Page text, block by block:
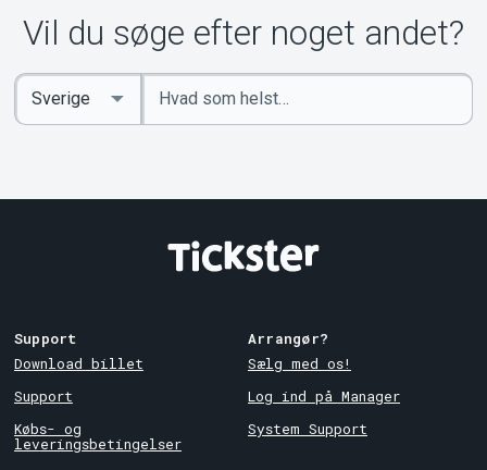
Vil du søge efter noget andet?
Indtast
søgeord
Select
Country
Support
Download billet
Support
Købs- og
leveringsbetingelser
Arrangør?
Sælg med os!
Log ind på Manager
System Support